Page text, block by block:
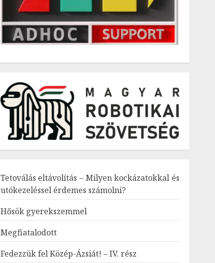
Tetoválás eltávolítás – Milyen kockázatokkal és
utókezeléssel érdemes számolni?
Hősök gyerekszemmel
Megfiatalodott
Fedezzük fel Közép-Ázsiát! – IV. rész